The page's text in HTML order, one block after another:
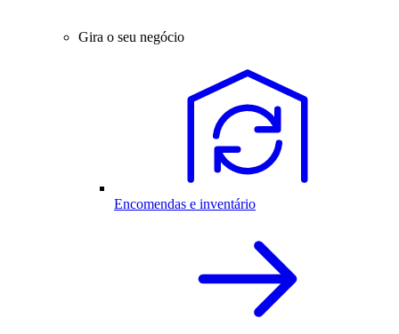
Gira o seu negócio
Encomendas e inventário